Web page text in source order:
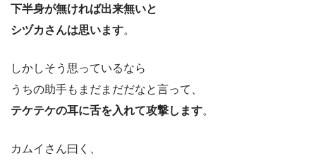
下半身が無ければ出来無いと
シヅカさんは思います。
しかしそう思っているなら
うちの助手もまだまだだなと言って、
テケテケの耳に舌を入れて攻撃します。
カムイさん曰く、